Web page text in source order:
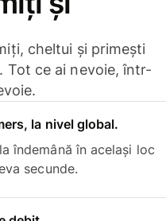
cheltui și primești
Tot ce ai nevoie, într-
la nivel global.
îndemână în același loc
secunde.